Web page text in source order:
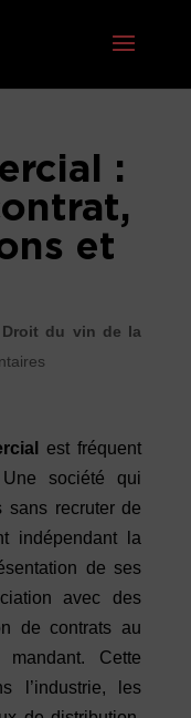
:
et
Droit du vin de la
est fréquent
société qui
sans recruter de
indépendant la
de ses
avec des
de contrats au
Cette
l’industrie, les